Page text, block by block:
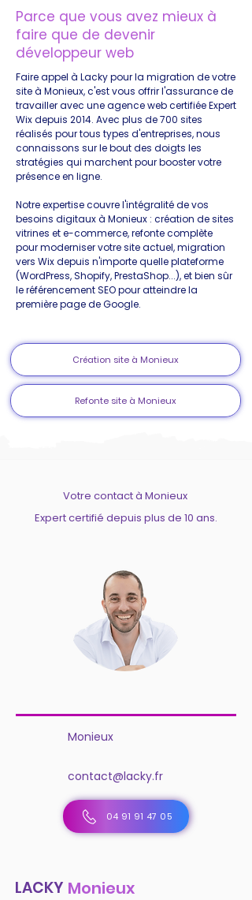
Parce que vous avez mieux à
faire que de devenir
développeur web
Faire appel à Lacky pour la migration de votre
site à Monieux, c'est vous offrir l'assurance de
travailler avec une agence web certifiée Expert
Wix depuis 2014. Avec plus de 700 sites
réalisés pour tous types d'entreprises, nous
connaissons sur le bout des doigts les
stratégies qui marchent pour booster votre
présence en ligne.
Notre expertise couvre l'intégralité de vos
besoins digitaux à Monieux : création de sites
vitrines et e-commerce, refonte complète
pour moderniser votre site actuel, migration
vers Wix depuis n'importe quelle plateforme
(WordPress, Shopify, PrestaShop...), et bien sûr
le référencement SEO pour atteindre la
première page de Google.
Création site à Monieux
Refonte site à Monieux
Votre contact à Monieux
Expert certifié depuis plus de 10 ans.
Monieux
contact@lacky.fr
04 91 91 47 05
LACKY Monieux